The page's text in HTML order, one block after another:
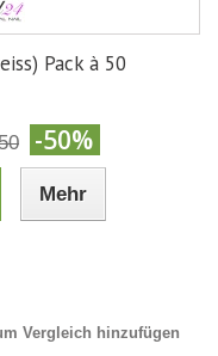
Pack à 50
-50%
Mehr
Vergleich hinzufügen